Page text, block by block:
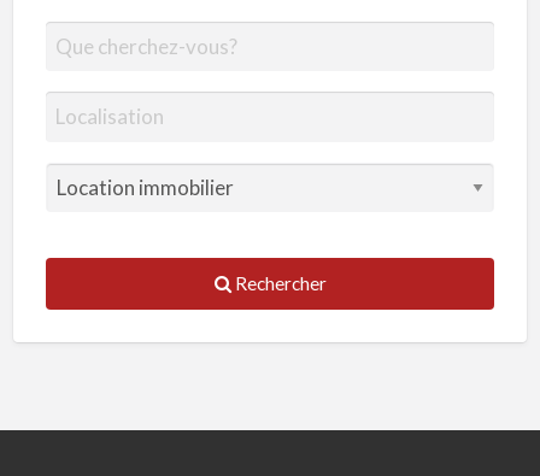
Rechercher